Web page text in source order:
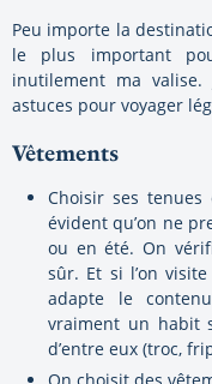
Peu importe la
le plus important
inutilement ma valise.
astuces pour voyager
Vêtements
Choisir ses
évident qu’on ne
ou en été. On
sûr. Et si l’on
adapte le
vraiment un habit
d’entre eux (troc,